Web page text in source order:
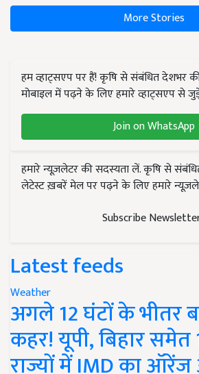
More Stories
हम व्हाट्सएप पर हैं! कृषि से संबंधित देशभर
मोबाइल में पढ़ने के लिए हमारे व्हाट्सएप से
Join on WhatsApp
हमारे न्यूज़लेटर की सदस्यता लें. कृषि से
लेटेस्ट ख़बरें मेल पर पढ़ने के लिए हमारे
Subscribe
Latest feeds
Weather
अगले 12 घंटों के भीतर
कहर! यूपी, बिहार समेत
राज्यों में IMD का ऑरेंज